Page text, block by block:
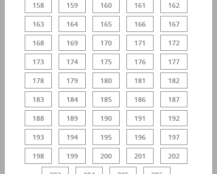
158 159 160 161 162
163 164 165 166 167
168 169 170 171 172
173 174 175 176 177
178 179 180 181 182
183 184 185 186 187
188 189 190 191 192
193 194 195 196 197
198 199 200 201 202